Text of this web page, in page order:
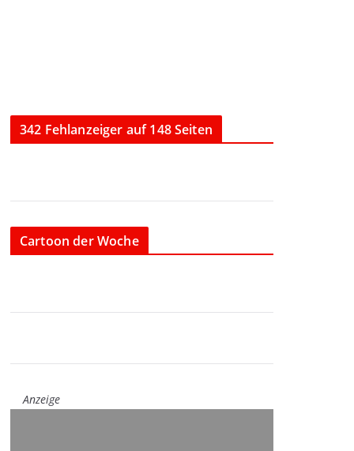
342 Fehlanzeiger auf 148 Seiten
Cartoon der Woche
Anzeige